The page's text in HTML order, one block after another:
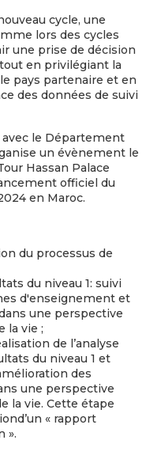
cycle, une
lors des cycles
une prise de décision
en privilégiant la
pays partenaire et en
des données de suivi
avec le Département
un évènement le
Hassan Palace
officiel du
en Maroc.
du processus de
du niveau 1: suivi
d'enseignement et
une perspective
la vie ;
de l’analyse
du niveau 1 et
des
une perspective
la vie. Cette étape
« rapport
».